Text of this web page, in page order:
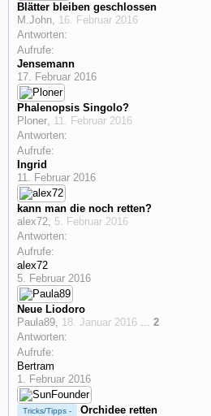
Blätter bleiben geschlossen
M.John, 16. Februar 2016
Antworten:
Aufrufe:
Jensemann
17. Februar 2016
Phalenopsis Singolo?
Ploner, 11. Februar 2016
Antworten:
Aufrufe:
Ingrid
11. Februar 2016
kann man die noch retten?
alex72, 5. Februar 2016
Antworten:
Aufrufe:
alex72
5. Februar 2016
Neue Liodoro
Paula89, 18. Januar 2016 ... 2
Antworten:
Aufrufe:
Bertram
1. Februar 2016
Tricks/Tipps -
Orchidee retten